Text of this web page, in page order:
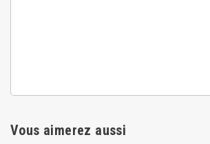
Vous aimerez aussi